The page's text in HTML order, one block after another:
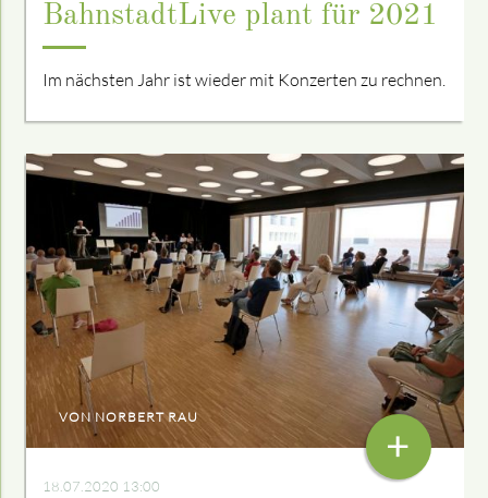
BahnstadtLive plant für 2021
Im nächsten Jahr ist wieder mit Konzerten zu rechnen.
VON NORBERT RAU
18.07.2020 13:00
+